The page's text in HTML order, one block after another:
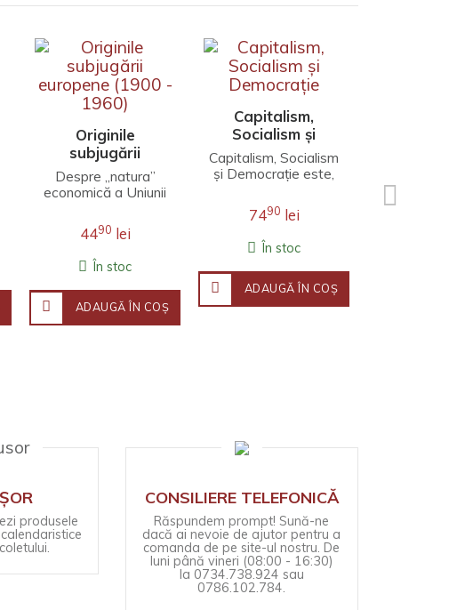
Originile
subjugării
europene (1900 -
1960)
Despre „natura”
economică a Uniunii
odată cu epoca
imperialistă, nu
există dubii. ..
4490 lei
În stoc
ADAUGĂ ÎN COŞ
Capitalism,
Socialism și
Democrație
Capitalism, Socialism
și Democrație este,
populară carte a lui
Schumpeter și nu..
7490 lei
În stoc
ADAUGĂ ÎN COŞ
porcului
animal
produsele
CONSILIERE TELEFONICĂ
Răspundem prompt! Sună-ne
dacă ai nevoie de ajutor pentru a
comanda de pe site-ul nostru. De
luni până vineri (08:00 - 16:30)
la 0734.738.924 sau
0786.102.784.